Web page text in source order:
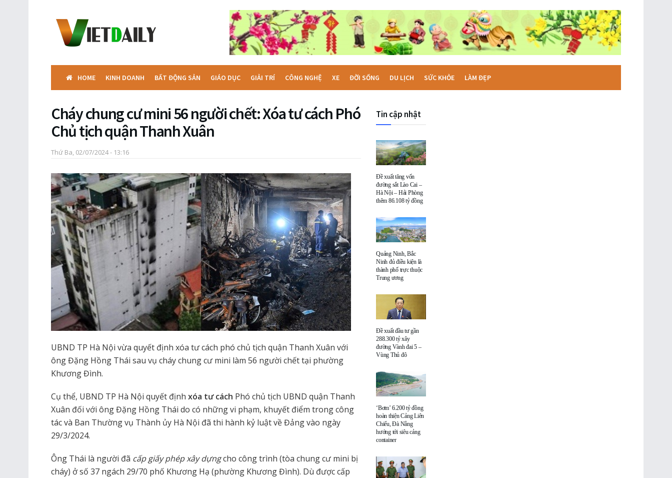
HOME KINH DOANH BẤT ĐỘNG SẢN GIÁO DỤC GIẢI TRÍ CÔNG NGHỆ XE ĐỜI SỐNG DU LỊCH SỨC KHỎE LÀM ĐẸP
Cháy chung cư mini 56 người chết: Xóa tư cách Phó
Chủ tịch quận Thanh Xuân
Thứ Ba, 02/07/2024 - 13:16
UBND TP Hà Nội vừa quyết định xóa tư cách phó chủ tịch quận Thanh Xuân với
ông Đặng Hồng Thái sau vụ cháy chung cư mini làm 56 người chết tại phường
Khương Đình.
Cụ thể, UBND TP Hà Nội quyết định xóa tư cách Phó chủ tịch UBND quận Thanh
Xuân đối với ông Đặng Hồng Thái do có những vi phạm, khuyết điểm trong công
tác và Ban Thường vụ Thành ủy Hà Nội đã thi hành kỷ luật về Đảng vào ngày
29/3/2024.
Ông Thái là người đã cấp giấy phép xây dựngcho công trình (tòa chung cư mini bị
cháy) ở số 37 ngách 29/70 phố Khương Hạ (phường Khương Đình). Dù được cấp
Tin cập nhật
Đề xuất tăng vốn
đường sắt Lào Cai –
Hà Nội – Hải Phòng
thêm 86.108 tỷ đồng
Quảng Ninh, Bắc
Ninh đủ điều kiện là
thành phố trực thuộc
Trung ương
Đề xuất đầu tư gần
288.300 tỷ xây
đường Vành đai 5 –
Vùng Thủ đô
‘Bơm’ 6.200 tỷ đồng
hoàn thiện Cảng Liên
Chiểu, Đà Nẵng
hướng tới siêu cảng
container